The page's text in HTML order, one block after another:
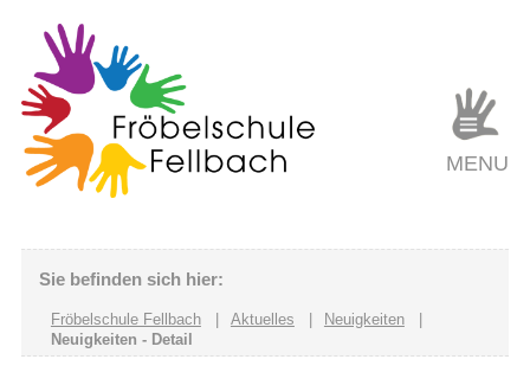
MENU
Sie befinden sich hier:
Fröbelschule Fellbach| Aktuelles Neuigkeiten|
Neuigkeiten - Detail